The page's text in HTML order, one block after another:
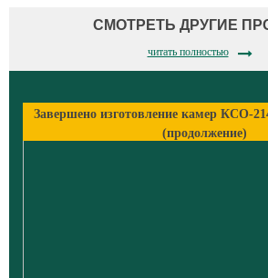
СМОТРЕТЬ ДРУГИЕ
читать полностью
Завершено изготовление камер КСО-
(продолжение)